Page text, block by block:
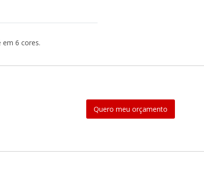
6 cores.
Quero meu orçamento